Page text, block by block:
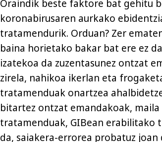
Oraindik beste faktore bat gehitu
koronabirusaren aurkako
tratamendurik. Orduan? Zer
baina horietako bakar bat ere ez
izatekoa da zuzentasunez ontzat
zirela, nahikoa ikerlan eta
tratamenduak onartzea
bitartez ontzat emandakoak,
tratamenduak, GIBean erabilitako
da, saiakera-errorea probatuz